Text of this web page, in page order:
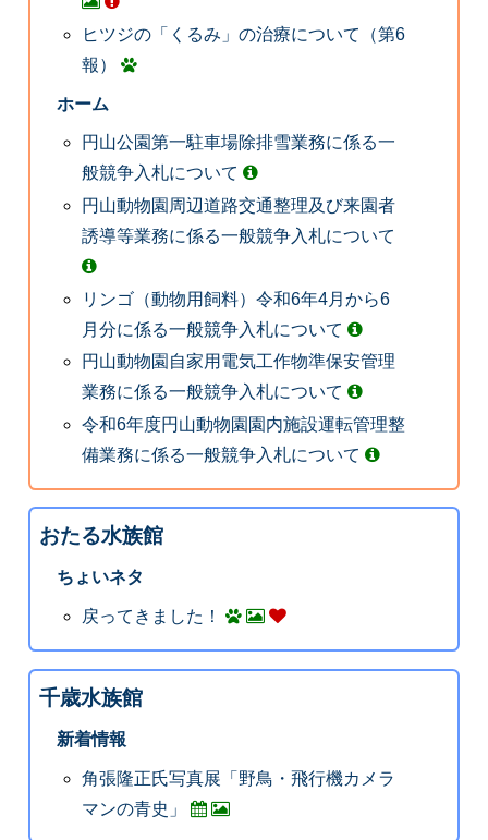
ヒツジの「くるみ」の治療について（第6
報）
ホーム
円山公園第一駐車場除排雪業務に係る一
般競争入札について
円山動物園周辺道路交通整理及び来園者
誘導等業務に係る一般競争入札について
リンゴ（動物用飼料）令和6年4月から6
月分に係る一般競争入札について
円山動物園自家用電気工作物準保安管理
業務に係る一般競争入札について
令和6年度円山動物園園内施設運転管理整
備業務に係る一般競争入札について
おたる水族館
ちょいネタ
戻ってきました！
千歳水族館
新着情報
角張隆正氏写真展「野鳥・飛行機カメラ
マンの青史」